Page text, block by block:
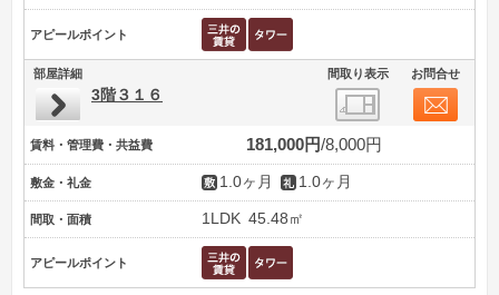
アピールポイント
部屋詳細 間取り表示 お問合せ
3階３１６
賃料・管理費・共益費 181,000円 8,000円
敷金・礼金 1.0ヶ月 1.0ヶ月
間取・面積 1LDK 45.48㎡
アピールポイント